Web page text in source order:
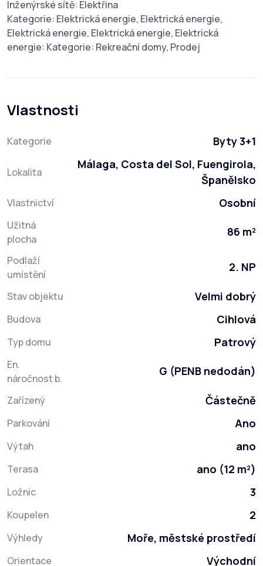
Inženýrské sítě: Elektřina
Kategorie: Elektrická energie, Elektrická energie,
Elektrická energie, Elektrická energie, Elektrická
energie: Kategorie: Rekreační domy, Prodej
Vlastnosti
Kategorie Byty 3+1
Lokalita
Málaga, Costa del Sol, Fuengirola,
Španělsko
Vlastnictví Osobní
Užitná
plocha
86 m²
Podlaží
umístění
2. NP
Stav objektu Velmi dobrý
Budova Cihlová
Typ domu Patrový
En.
náročnost b.
G (PENB nedodán)
Zařízený Částečně
Parkování Ano
Výtah ano
Terasa ano (12 m²)
Ložnic 3
Koupelen 2
Výhledy Moře, městské prostředí
Orientace Východní